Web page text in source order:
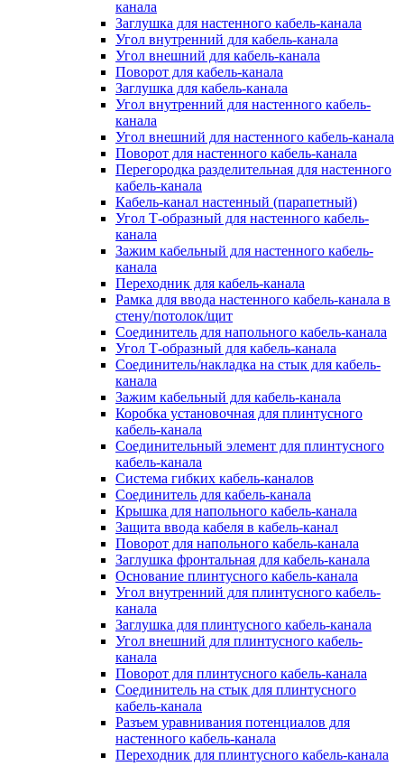
канала
Заглушка для настенного кабель-канала
Угол внутренний для кабель-канала
Угол внешний для кабель-канала
Поворот для кабель-канала
Заглушка для кабель-канала
Угол внутренний для настенного кабель-
канала
Угол внешний для настенного кабель-канала
Поворот для настенного кабель-канала
Перегородка разделительная для настенного
кабель-канала
Кабель-канал настенный (парапетный)
Угол Т-образный для настенного кабель-
канала
Зажим кабельный для настенного кабель-
канала
Переходник для кабель-канала
Рамка для ввода настенного кабель-канала в
стену/потолок/щит
Соединитель для напольного кабель-канала
Угол Т-образный для кабель-канала
Соединитель/накладка на стык для кабель-
канала
Зажим кабельный для кабель-канала
Коробка установочная для плинтусного
кабель-канала
Соединительный элемент для плинтусного
кабель-канала
Система гибких кабель-каналов
Соединитель для кабель-канала
Крышка для напольного кабель-канала
Защита ввода кабеля в кабель-канал
Поворот для напольного кабель-канала
Заглушка фронтальная для кабель-канала
Основание плинтусного кабель-канала
Угол внутренний для плинтусного кабель-
канала
Заглушка для плинтусного кабель-канала
Угол внешний для плинтусного кабель-
канала
Поворот для плинтусного кабель-канала
Соединитель на стык для плинтусного
кабель-канала
Разъем уравнивания потенциалов для
настенного кабель-канала
Переходник для плинтусного кабель-канала